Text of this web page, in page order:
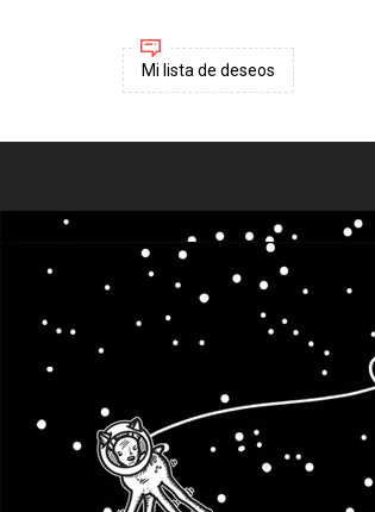
Mi lista de deseos